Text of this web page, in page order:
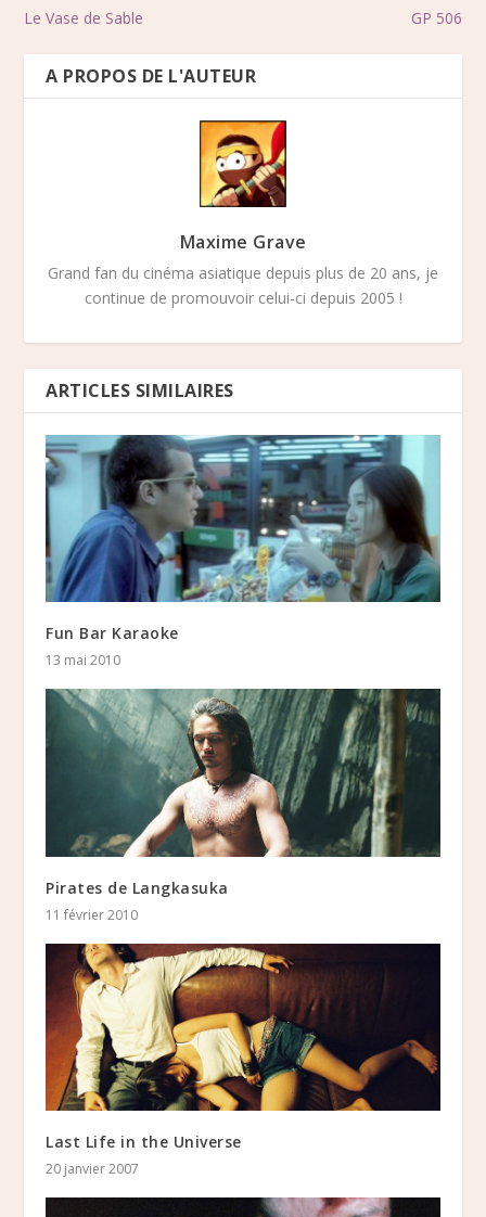
Le Vase de Sable GP 506
A PROPOS DE L'AUTEUR
Maxime Grave
Grand fan du cinéma asiatique depuis plus de 20 ans, je
continue de promouvoir celui-ci depuis 2005 !
ARTICLES SIMILAIRES
Fun Bar Karaoke
13 mai 2010
Pirates de Langkasuka
11 février 2010
Last Life in the Universe
20 janvier 2007